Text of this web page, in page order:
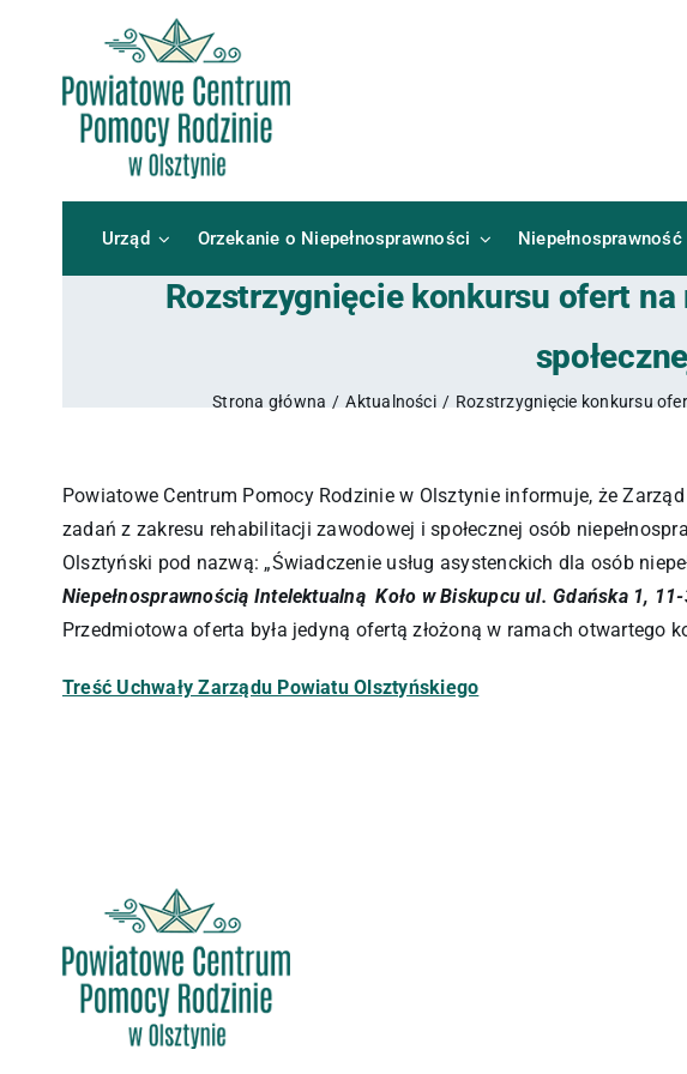
zawartości
Urząd Orzekanie o Niepełnosprawności Niepełnosprawność
Rozstrzygnięcie konkursu ofert
Strona główna Aktualności Rozstrzygnięcie konkursu
Powiatowe Centrum Pomocy Rodzinie w Olsztynie informuje, że
zadań z zakresu rehabilitacji zawodowej i społecznej osób
Olsztyński pod nazwą: „Świadczenie usług asystenckich dla osób
Niepełnosprawnością Intelektualną Koło w Biskupcu ul. Gdańska 1,
Przedmiotowa oferta była jedyną ofertą złożoną w ramach otwartego
Treść Uchwały Zarządu Powiatu Olsztyńskiego